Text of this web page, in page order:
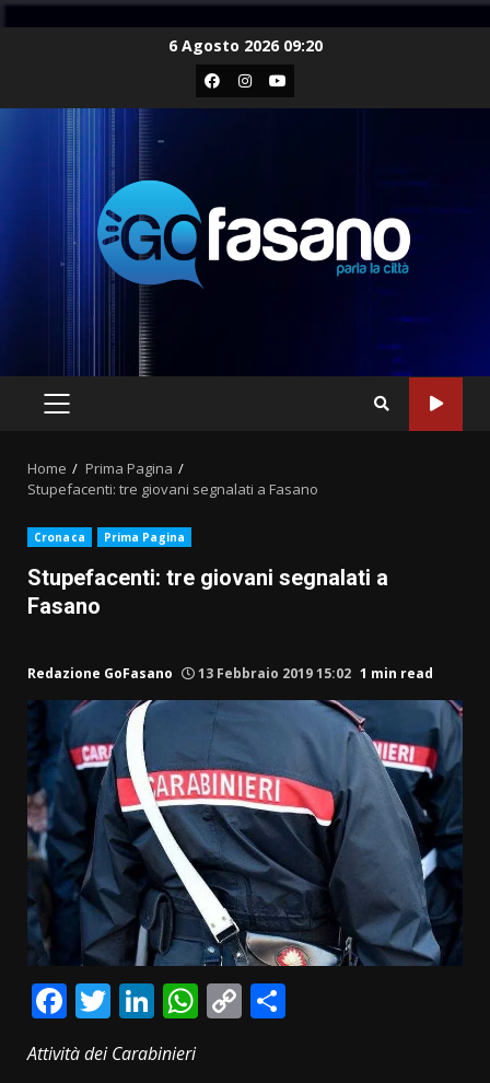
6 Agosto 2026 09:20
Facebook
Instagram
Youtube
PRIMARY
Home
Prima Pagina
Stupefacenti: tre giovani segnalati a Fasano
Cronaca Prima Pagina
Stupefacenti: tre giovani segnalati a
Fasano
Redazione GoFasano 13 Febbraio 2019 15:02 1 min read
Facebook
Twitter
LinkedIn
WhatsApp
Copy
Attività dei Carabinieri